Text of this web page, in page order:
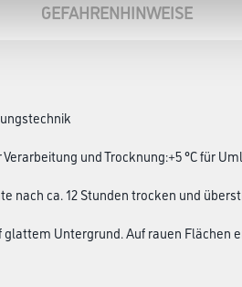
GEFAHRENHINWEISE
und Trocknung:+5 °C für
nach ca. 12 Stunden trocken und
glattem Untergrund. Auf rauen Flächen